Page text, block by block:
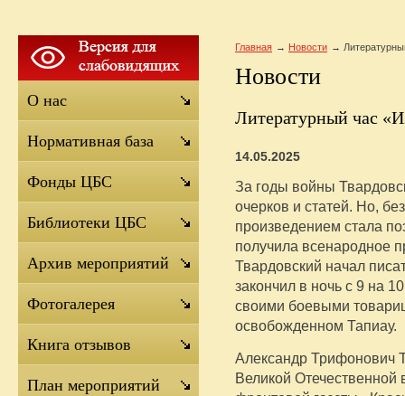
Главная Новости
Новости
Литературный час
14.05.2025
За годы войны
очерков и статей. Но,
произведением стала
получила всенародное
Твардовский начал
закончил в ночь с 9 на
своими боевыми
освобожденном Тапиау.
Александр Трифонович
Великой Отечественной
О нас
Нормативная база
Фонды ЦБС
Библиотеки ЦБС
Архив мероприятий
Фотогалерея
Книга отзывов
План мероприятий